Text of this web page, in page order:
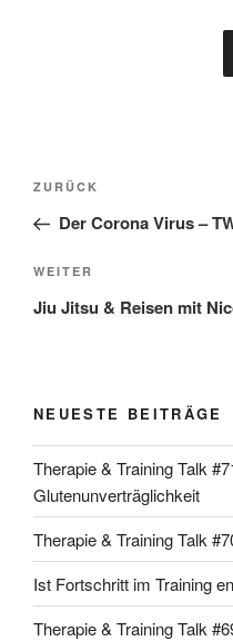
Beitragsnavigation
Vorheriger
Beitrag
ZURÜCK
Der Corona Virus –
Nächster
Beitrag
WEITER
Jiu Jitsu & Reisen mit
NEUESTE BEITRÄGE
Therapie & Training Talk
Glutenunverträglichkeit
Therapie & Training Talk
Ist Fortschritt im Training
Therapie & Training Talk